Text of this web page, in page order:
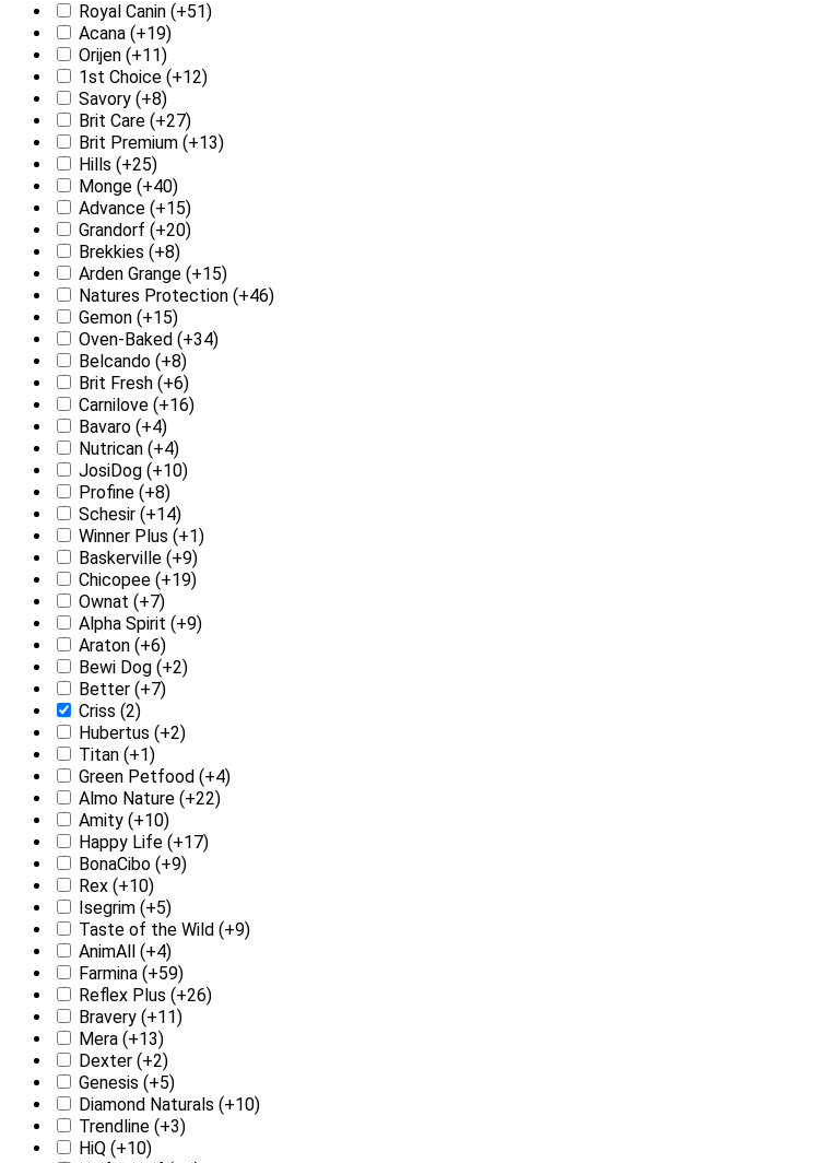
Royal Canin (+51)
Acana (+19)
Orijen (+11)
1st Choice (+12)
Savory (+8)
Brit Care (+27)
Brit Premium (+13)
Hills (+25)
Monge (+40)
Advance (+15)
Grandorf (+20)
Brekkies (+8)
Arden Grange (+15)
Natures Protection (+46)
Gemon (+15)
Oven-Baked (+34)
Belcando (+8)
Brit Fresh (+6)
Carnilove (+16)
Bavaro (+4)
Nutrican (+4)
JosiDog (+10)
Profine (+8)
Schesir (+14)
Winner Plus (+1)
Baskerville (+9)
Chicopee (+19)
Ownat (+7)
Alpha Spirit (+9)
Araton (+6)
Bewi Dog (+2)
Better (+7)
Criss (2)
Hubertus (+2)
Titan (+1)
Green Petfood (+4)
Almo Nature (+22)
Amity (+10)
Happy Life (+17)
BonaCibo (+9)
Rex (+10)
Isegrim (+5)
Taste of the Wild (+9)
AnimAll (+4)
Farmina (+59)
Reflex Plus (+26)
Bravery (+11)
Mera (+13)
Dexter (+2)
Genesis (+5)
Diamond Naturals (+10)
Trendline (+3)
HiQ (+10)